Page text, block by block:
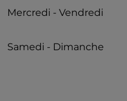
Mercredi - Vendredi
Samedi - Dimanche